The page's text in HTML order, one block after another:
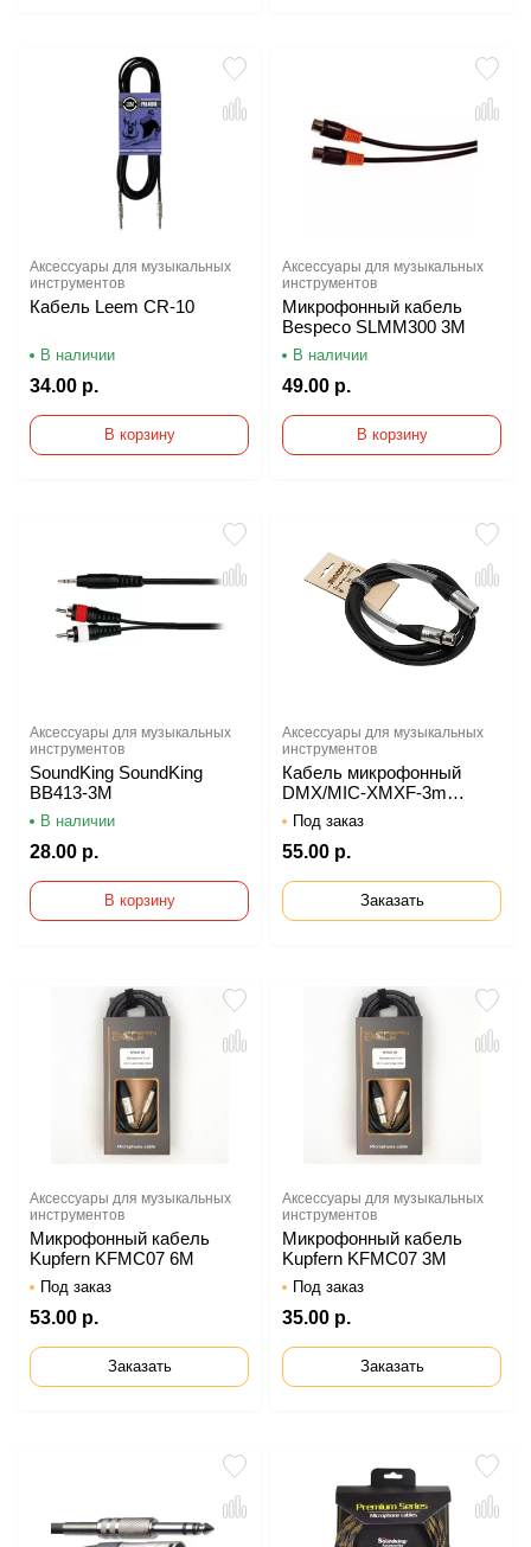
Аксессуары для музыкальных
инструментов
Кабель Leem CR-10
В наличии
34.00 р.
В корзину
Аксессуары для музыкальных
инструментов
Микрофонный кабель
Bespeco SLMM300 3M
В наличии
49.00 р.
В корзину
Аксессуары для музыкальных
инструментов
SoundKing SoundKing
BB413-3M
В наличии
28.00 р.
В корзину
Аксессуары для музыкальных
инструментов
Кабель микрофонный
DMX/MIC-XMXF-3m
SHNOOR
Под заказ
55.00 р.
Заказать
Аксессуары для музыкальных
инструментов
Микрофонный кабель
Kupfern KFMC07 6M
Под заказ
53.00 р.
Заказать
Аксессуары для музыкальных
инструментов
Микрофонный кабель
Kupfern KFMC07 3M
Под заказ
35.00 р.
Заказать